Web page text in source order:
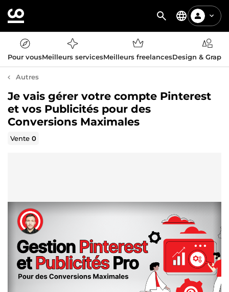
Pour vousMeilleurs servicesMeilleurs freelancesDesign &
Autres
Je vais gérer votre compte Pinterest
et vos Publicités pour des
Conversions Maximales
Vente0